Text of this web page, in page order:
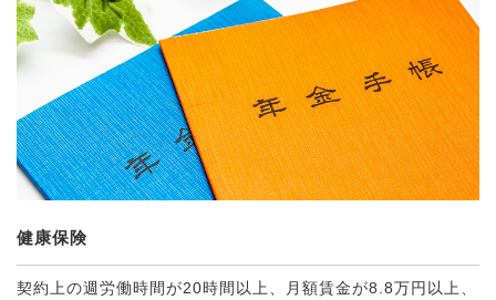
健康保険
契約上の週労働時間が20時間以上、月額賃金が8.8万円以上、